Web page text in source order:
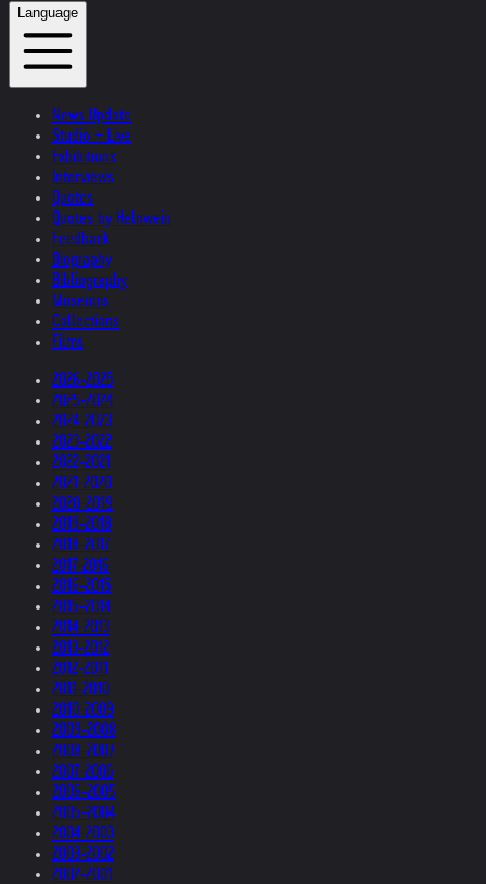
Language
News Update
Studio + Live
Exhibitions
Interviews
Quotes
Quotes by Helnwein
Feedback
Biography
Bibliography
Museums
Collections
Films
2026-2025
2025-2024
2024-2023
2023-2022
2022-2021
2021-2020
2020-2019
2019-2018
2018-2017
2017-2016
2016-2015
2015-2014
2014-2013
2013-2012
2012-2011
2011-2010
2010-2009
2009-2008
2008-2007
2007-2006
2006-2005
2005-2004
2004-2003
2003-2002
2002-2001